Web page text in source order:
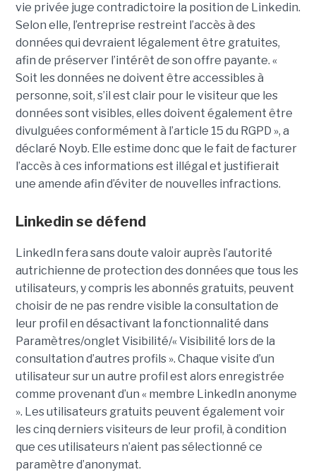
vie privée juge contradictoire la position de Linkedin.
Selon elle, l’entreprise restreint l’accès à des
données qui devraient légalement être gratuites,
afin de préserver l’intérêt de son offre payante. «
Soit les données ne doivent être accessibles à
personne, soit, s’il est clair pour le visiteur que les
données sont visibles, elles doivent également être
divulguées conformément à l’article 15 du RGPD », a
déclaré Noyb. Elle estime donc que le fait de facturer
l’accès à ces informations est illégal et justifierait
une amende afin d’éviter de nouvelles infractions.
Linkedin se défend
LinkedIn fera sans doute valoir auprès l’autorité
autrichienne de protection des données que tous les
utilisateurs, y compris les abonnés gratuits, peuvent
choisir de ne pas rendre visible la consultation de
leur profil en désactivant la fonctionnalité dans
Paramètres/onglet Visibilité/« Visibilité lors de la
consultation d’autres profils ». Chaque visite d’un
utilisateur sur un autre profil est alors enregistrée
comme provenant d’un « membre LinkedIn anonyme
». Les utilisateurs gratuits peuvent également voir
les cinq derniers visiteurs de leur profil, à condition
que ces utilisateurs n’aient pas sélectionné ce
paramètre d’anonymat.